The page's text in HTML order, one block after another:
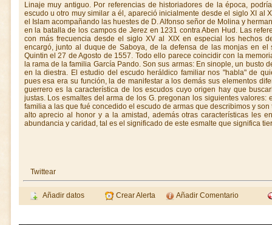
Linaje muy antiguo. Por referencias de historiadores de la época,
escudo u otro muy similar a él, apareció inicialmente desde el siglo XI al
el Islam acompañando las huestes de D. Alfonso señor de Molina y
en la batalla de los campos de Jerez en 1231 contra Aben Hud. Las
con más frecuencia desde el siglo XV al XIX en especial los hechos
encargó, junto al duque de Saboya, de la defensa de las monjas en
Quintin el 27 de Agosto de 1557. Todo ello parece coincidir con la
la rama de la familia García Pando. Son sus armas: En sinople, un busto
en la diestra. El estudio del escudo heráldico familiar nos "habla" de
pues esa era su función, la de manifestar a los demás sus elementos
guerrero es la característica de los escudos cuyo origen hay que
justas. Los esmaltes del arma de los G. pregonan los siguientes
familia a las que fué concedido el escudo de armas que describimos y
alto aprecio al honor y a la amistad, además otras características les
abundancia y caridad, tal es el significado de este esmalte que significa
Twittear
Añadir datos Crear Alerta Añadir Comentario